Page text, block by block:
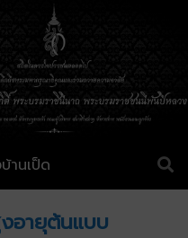
านเป็ด
อายุต้นแบบ